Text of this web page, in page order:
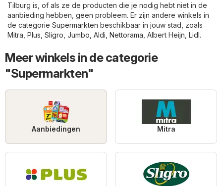
Tilburg is, of als ze de producten die je nodig hebt niet in de
aanbieding hebben, geen probleem. Er zijn andere winkels in
de categorie Supermarkten beschikbaar in jouw stad, zoals
Mitra Plus Sligro Jumbo Aldi Nettorama Albert Heijn Lidl.
Meer winkels in de categorie
"Supermarkten"
Aanbiedingen Mitra